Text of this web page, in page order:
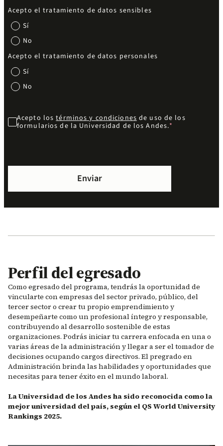
Acepto el tratamiento de datos sensibles
Sí
No
Acepto el tratamiento de datos personales
Sí
No
Acepto lostérminos y condicionesde uso de los
formularios de la Universidad de los Andes.
Perfil del egresado
Como egresado del programa, tendrás la oportunidad de
vincularte con empresas del sector privado, público, del
tercer sector o crear tu propio emprendimiento y
desempeñarte como un profesional íntegro y responsable,
contribuyendo al desarrollo sostenible de estas
organizaciones. Podrás iniciar tu carrera enfocada en una o
varias áreas de la administración y llegar a ser el tomador de
decisiones ocupando cargos directivos. El pregrado en
Administración brinda las habilidades y oportunidades que
necesitas para tener éxito en el mundo laboral.
La Universidad de los Andes ha sido reconocida como la
mejor universidad del país, según el QS World University
Rankings 2025.